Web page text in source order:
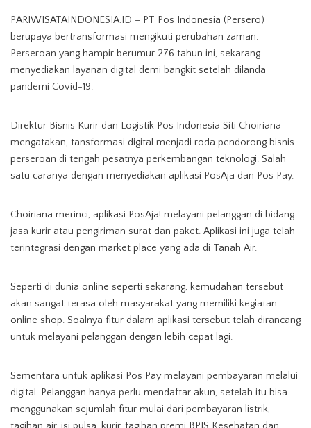
PARIWISATAINDONESIA.ID – PT Pos Indonesia (Persero)
berupaya bertransformasi mengikuti perubahan zaman.
Perseroan yang hampir berumur 276 tahun ini, sekarang
menyediakan layanan digital demi bangkit setelah dilanda
pandemi Covid-19.
Direktur Bisnis Kurir dan Logistik Pos Indonesia Siti Choiriana
mengatakan, tansformasi digital menjadi roda pendorong bisnis
perseroan di tengah pesatnya perkembangan teknologi. Salah
satu caranya dengan menyediakan aplikasi PosAja dan Pos Pay.
Choiriana merinci, aplikasi PosAja! melayani pelanggan di bidang
jasa kurir atau pengiriman surat dan paket. Aplikasi ini juga telah
terintegrasi dengan market place yang ada di Tanah Air.
Seperti di dunia online seperti sekarang, kemudahan tersebut
akan sangat terasa oleh masyarakat yang memiliki kegiatan
online shop. Soalnya fitur dalam aplikasi tersebut telah dirancang
untuk melayani pelanggan dengan lebih cepat lagi.
Sementara untuk aplikasi Pos Pay melayani pembayaran melalui
digital. Pelanggan hanya perlu mendaftar akun, setelah itu bisa
menggunakan sejumlah fitur mulai dari pembayaran listrik,